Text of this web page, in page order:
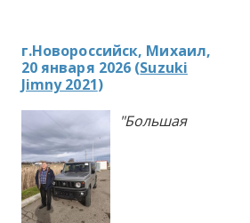
АВТОМОБИЛЯ ИЗ ЯПОНИИ
SUZUKI ALTO 2016 413 Т.Р.
г.Новороссийск, Михаил,
20 января 2026 (Suzuki
Jimny 2021)
"Большая